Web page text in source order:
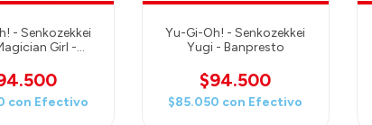
- Senkozekkei
Girl -
con Efectivo
Yu-Gi-Oh! - Senkozekkei
Yugi - Banpresto
$94.500
$85.050 con Efectivo